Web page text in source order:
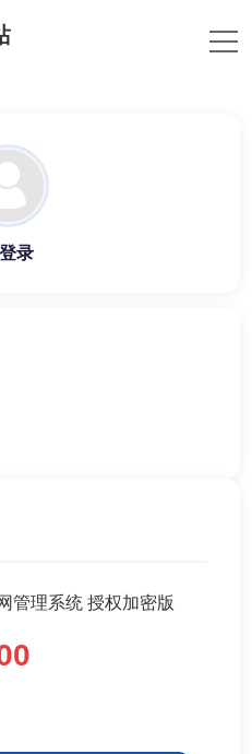
录
管理系统 授权加密版